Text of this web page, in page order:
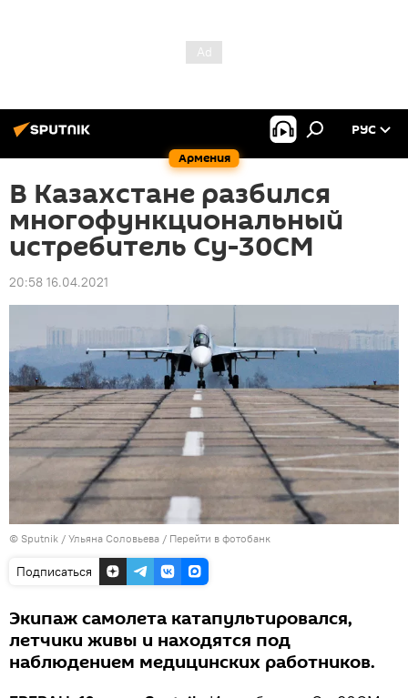
Армения
РУС
В Казахстане разбился
многофункциональный
истребитель Су-30СМ
20:58 16.04.2021
© Sputnik / Ульяна Соловьева / Перейти в фотобанк
Подписаться
Экипаж самолета катапультировался,
летчики живы и находятся под
наблюдением медицинских работников.